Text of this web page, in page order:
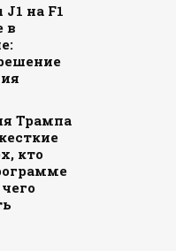
на F1
в
Трампа
кто